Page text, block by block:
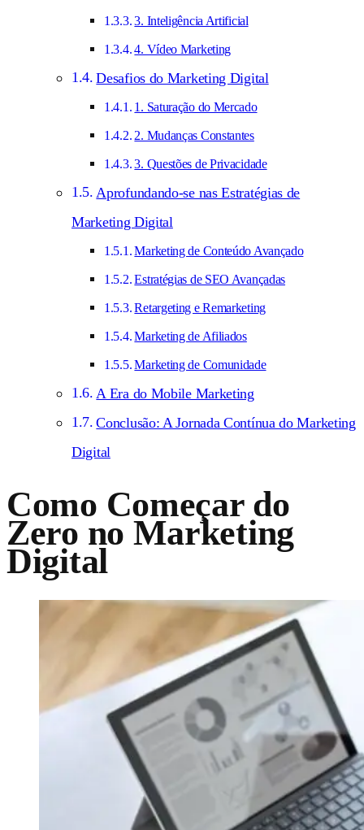
3. Inteligência Artificial
4. Vídeo Marketing
Desafios do Marketing Digital
1. Saturação do Mercado
2. Mudanças Constantes
3. Questões de Privacidade
Aprofundando-se nas Estratégias de
Marketing Digital
Marketing de Conteúdo Avançado
Estratégias de SEO Avançadas
Retargeting e Remarketing
Marketing de Afiliados
Marketing de Comunidade
A Era do Mobile Marketing
Conclusão: A Jornada Contínua do Marketing
Digital
Como Começar do
Zero no Marketing
Digital